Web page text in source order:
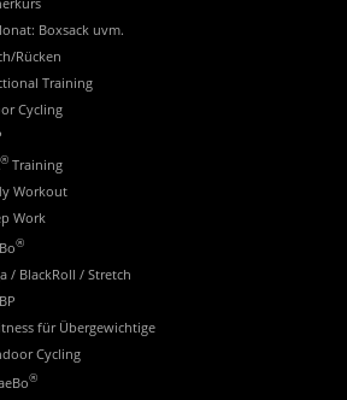
Boxsack uvm.
Rücken
Training
Cycling
®Training
Workout
Work
®
/ BlackRoll / Stretch
für Übergewichtige
Cycling
®